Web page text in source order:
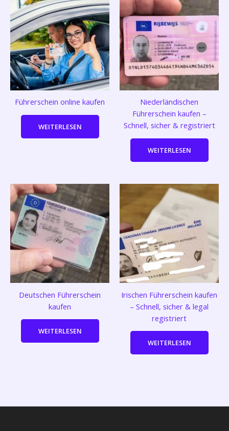
Führerschein online kaufen
WEITERLESEN
Niederländischen
Führerschein kaufen –
Schnell, sicher & registriert
WEITERLESEN
Deutschen Führerschein
kaufen
WEITERLESEN
Irischen Führerschein kaufen
– Schnell, sicher & legal
registriert
WEITERLESEN